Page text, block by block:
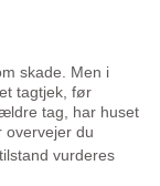
skade. Men i
tagtjek, før
tag, har huset
du
vurderes